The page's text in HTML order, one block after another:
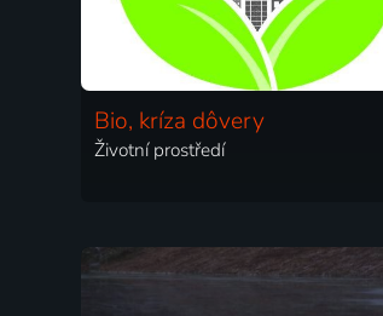
Bio, kríza dôvery
Životní prostředí